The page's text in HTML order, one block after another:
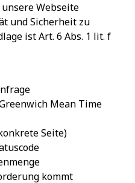
Webseite
und Sicherheit zu
ist Art. 6 Abs. 1 lit. f
Mean Time
Seite)
kommt